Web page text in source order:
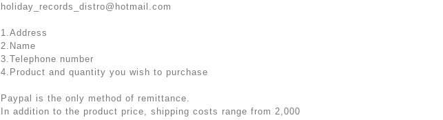
holiday_records_distro@hotmail.com
1.Address
2.Name
3.Telephone number
4.Product and quantity you wish to purchase
Paypal is the only method of remittance.
In addition to the product price, shipping costs range from 2,000